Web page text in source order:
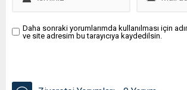
Daha sonraki yorumlarımda kullanılması için
ve site adresim bu tarayıcıya kaydedilsin.